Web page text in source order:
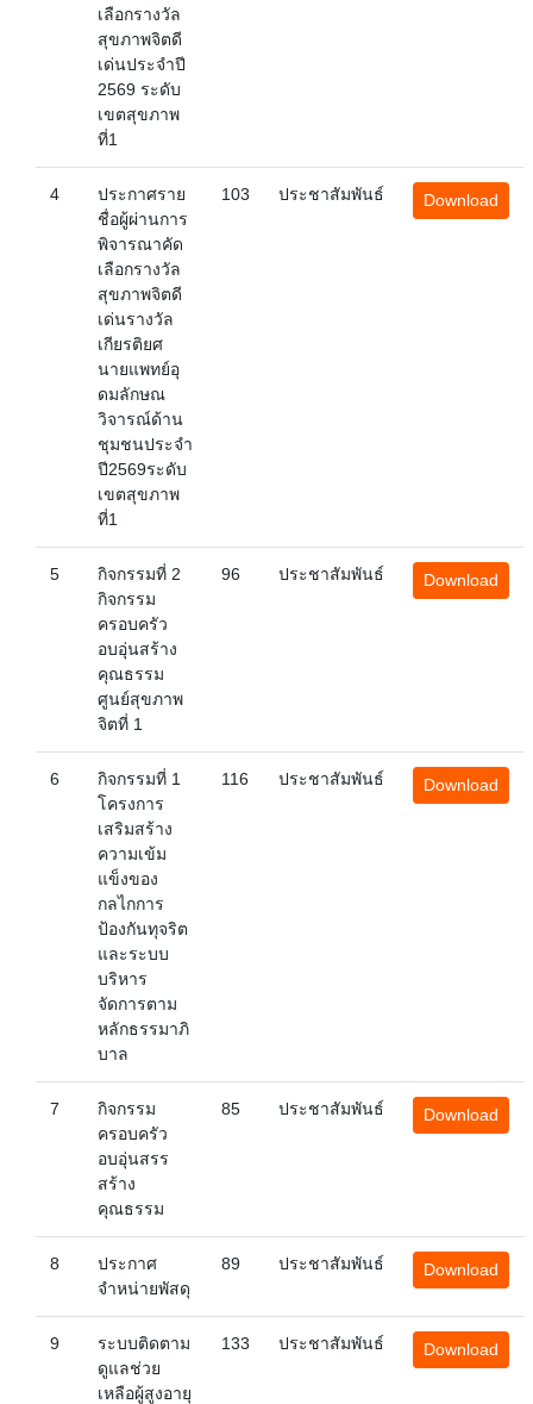
เลือกรางวัล
สุขภาพจิตดี
เด่นประจำปี
2569 ระดับ
เขตสุขภาพ
ที่1
4
ประกาศราย
ชื่อผู้ผ่านการ
พิจารณาคัด
เลือกรางวัล
สุขภาพจิตดี
เด่นรางวัล
เกียรติยศ
นายแพทย์อุ
ดมลักษณ
วิจารณ์ด้าน
ชุมชนประจำ
ปี2569ระดับ
เขตสุขภาพ
ที่1
103 ประชาสัมพันธ์ Download
5
กิจกรรมที่ 2
กิจกรรม
ครอบครัว
อบอุ่นสร้าง
คุณธรรม
ศูนย์สุขภาพ
จิตที่ 1
96 ประชาสัมพันธ์ Download
6
กิจกรรมที่ 1
โครงการ
เสริมสร้าง
ความเข้ม
แข็งของ
กลไกการ
ป้องกันทุจริต
และระบบ
บริหาร
จัดการตาม
หลักธรรมาภิ
บาล
116 ประชาสัมพันธ์ Download
7
กิจกรรม
ครอบครัว
อบอุ่นสรร
สร้าง
คุณธรรม
85 ประชาสัมพันธ์ Download
8
ประกาศ
จำหน่ายพัสดุ
89 ประชาสัมพันธ์ Download
9
ระบบติดตาม
ดูแลช่วย
เหลือผู้สูงอายุ
133 ประชาสัมพันธ์ Download